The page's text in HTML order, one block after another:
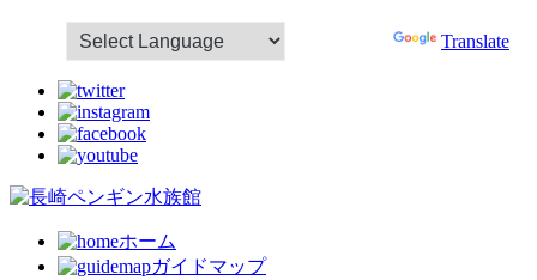
Powered by Translate
ホーム
ガイドマップ